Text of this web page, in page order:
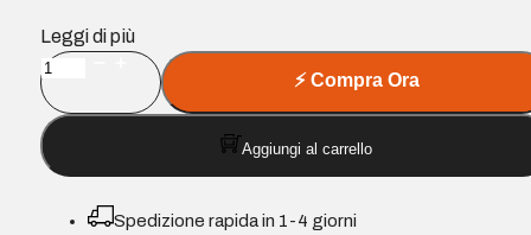
Leggi di più
Cartuccia
d'Inchiostro
a
sublimazione
compatibile
⚡Compra Ora
Aggiungi al carrello
Spedizione rapida in 1-4 giorni